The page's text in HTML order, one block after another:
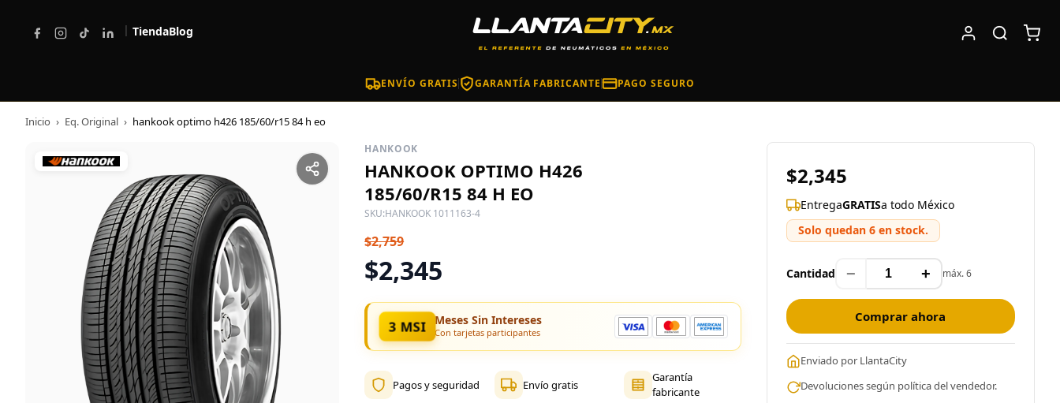
| TiendaBlog
ENVÍO GRATIS GARANTÍA FABRICANTE PAGO SEGURO
Inicio › Eq. Original › hankook optimo h426 185/60/r15 84 h eo
HANKOOK
HANKOOK OPTIMO H426
185/60/R15 84 H EO
SKU:HANKOOK 1011163-4
$2,759
$2,345
3 MSI Meses Sin Intereses
Con tarjetas participantes
Pagos y seguridad Envío gratis
Garantía
fabricante
$2,345
EntregaGRATISa todo México
Solo quedan 6 en stock.
Cantidad − + máx. 6
Comprar ahora
Enviado por LlantaCity
Devoluciones según política del vendedor.